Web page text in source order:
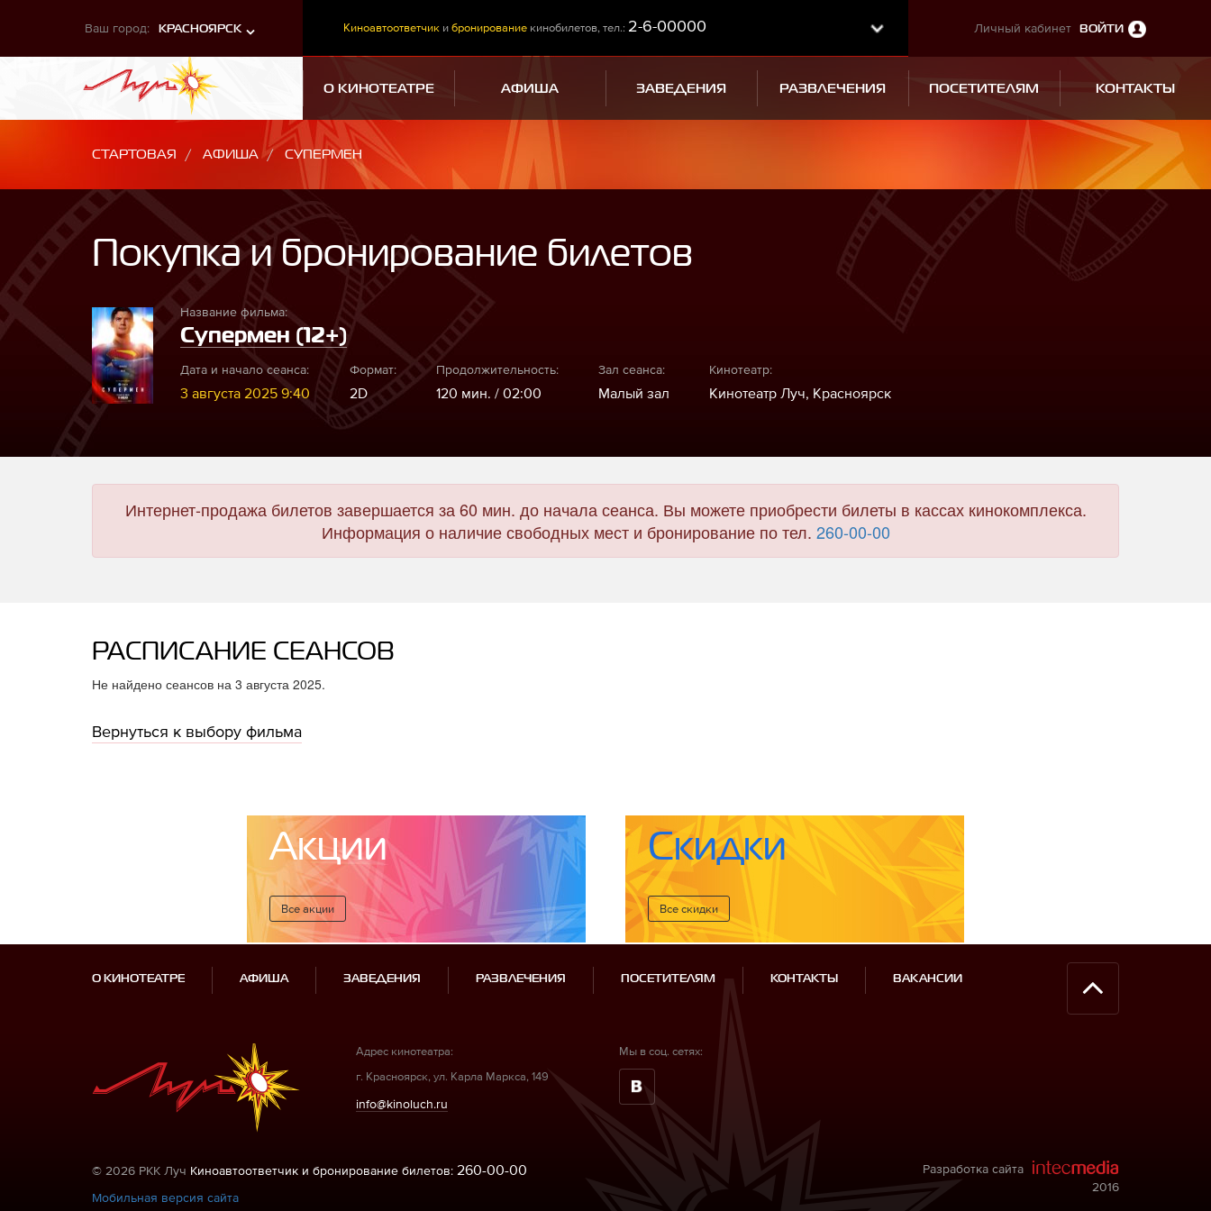
Ваш город: КРАСНОЯРСК Киноавтоответчик и бронирование кинобилетов, тел.: 2-6-00000 Личный кабинет ВОЙТИ
О КИНОТЕАТРЕ АФИША ЗАВЕДЕНИЯ РАЗВЛЕЧЕНИЯ ПОСЕТИТЕЛЯМ КОНТАКТЫ
СТАРТОВАЯ АФИША СУПЕРМЕН
Покупка и бронирование билетов
Название фильма:
Супермен (12+)
Дата и начало сеанса:
3 августа 2025 9:40
Формат:
2D
Продолжительность:
120 мин. / 02:00
Зал сеанса:
Малый зал
Кинотеатр:
Кинотеатр Луч, Красноярск
Интернет-продажа билетов завершается за 60 мин. до начала сеанса. Вы можете приобрести билеты в кассах кинокомплекса.
Информация о наличие свободных мест и бронирование по тел. 260-00-00
РАСПИСАНИЕ СЕАНСОВ
Не найдено сеансов на 3 августа 2025.
Вернуться к выбору фильма
Акции
Все акции
Скидки
Все cкидки
О КИНОТЕАТРЕ АФИША ЗАВЕДЕНИЯ РАЗВЛЕЧЕНИЯ ПОСЕТИТЕЛЯМ КОНТАКТЫ ВАКАНСИИ
Адрес кинотеатра:
г. Красноярск, ул. Карла Маркса, 149
info@kinoluch.ru
Мы в соц. сетях:
© 2026 РКК Луч Киноавтоответчик и бронирование билетов: 260-00-00
Мобильная версия сайта
Разработка сайта
2016